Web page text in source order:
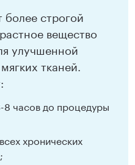
более строгой
вещество
улучшенной
тканей.
часов до процедуры
хронических